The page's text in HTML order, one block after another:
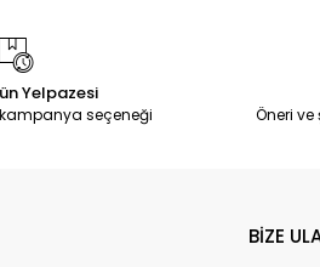
Yelpazesi
seçeneği Öneri ve
BİZE